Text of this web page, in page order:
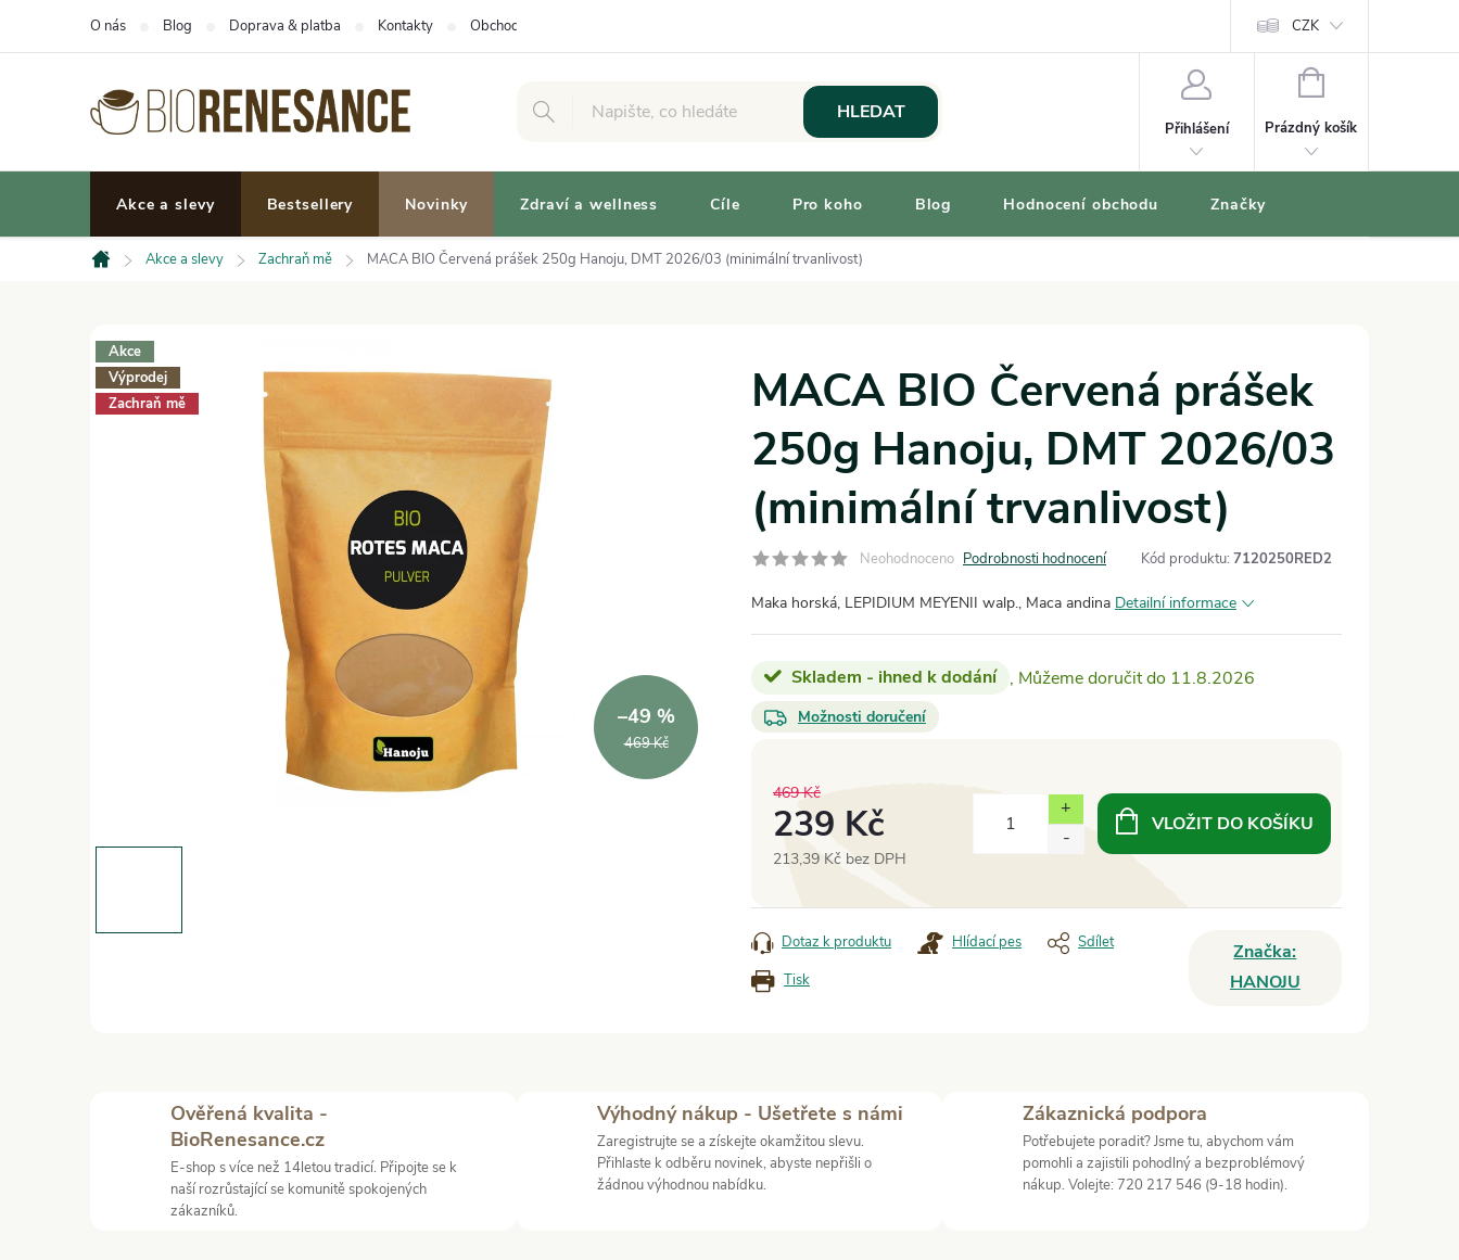
O nás Blog Doprava & platba Kontakty Obchodní podmínky CZK
HLEDAT
Přihlášení
NÁKUPNÍ
Prázdný košík
Akce a slevy Bestsellery Novinky Zdraví a wellness Cíle Pro koho Blog Hodnocení obchodu Značky
Domů
Akce a slevy Zachraň mě MACA BIO Červená prášek 250g Hanoju, DMT 2026/03 (minimální trvanlivost)
Akce
Výprodej
Zachraň mě
469 Kč
–49 %
MACA BIO Červená prášek
250g Hanoju, DMT 2026/03
(minimální trvanlivost)
Neohodnoceno Podrobnosti hodnocení Kód produktu: 7120250RED2
Maka horská, LEPIDIUM MEYENII walp., Maca andina Detailní informace
Skladem - ihned k dodání 11.8.2026
Možnosti doručení
469 Kč
239 Kč
213,39 Kč bez DPH
cena:
VLOŽIT DO KOŠÍKU
Tisk
Dotaz k produktu Hlídací pes Sdílet
Značka:
HANOJU
Ověřená kvalita -
BioRenesance.cz
E-shop s více než 14letou tradicí. Připojte se k
naší rozrůstající se komunitě spokojených
zákazníků.
Výhodný nákup - Ušetřete s námi
Zaregistrujte se a získejte okamžitou slevu.
Přihlaste k odběru novinek, abyste nepřišli o
žádnou výhodnou nabídku.
Zákaznická podpora
Potřebujete poradit? Jsme tu, abychom vám
pomohli a zajistili pohodlný a bezproblémový
nákup. Volejte: 720 217 546 (9-18 hodin).